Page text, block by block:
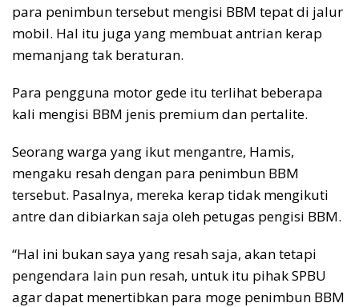
para penimbun tersebut mengisi BBM tepat di jalur
mobil. Hal itu juga yang membuat antrian kerap
memanjang tak beraturan.
Para pengguna motor gede itu terlihat beberapa
kali mengisi BBM jenis premium dan pertalite.
Seorang warga yang ikut mengantre, Hamis,
mengaku resah dengan para penimbun BBM
tersebut. Pasalnya, mereka kerap tidak mengikuti
antre dan dibiarkan saja oleh petugas pengisi BBM.
“Hal ini bukan saya yang resah saja, akan tetapi
pengendara lain pun resah, untuk itu pihak SPBU
agar dapat menertibkan para moge penimbun BBM